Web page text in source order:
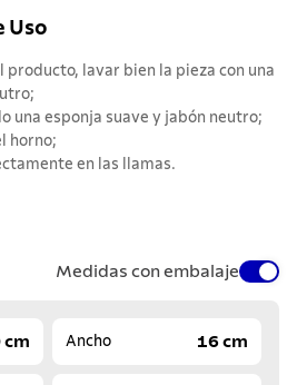
Uso
producto, lavar bien la pieza con una
una esponja suave y jabón neutro;
horno;
en las llamas.
Medidas con embalaje
cm Ancho 16 cm